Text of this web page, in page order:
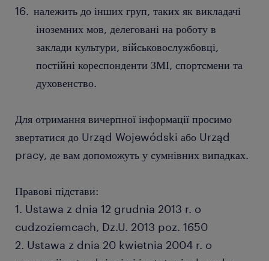
належить до інших груп, таких як викладачі
іноземних мов, делеговані на роботу в
заклади культури, військовослужбовці,
постійні кореспонденти ЗМІ, спортсмени та
духовенство.
Для отримання вичерпної інформації просимо
звертатися до Urząd Wojewódski або Urząd
pracy, де вам допоможуть у сумнівних випадках.
Правові підстави:
1. Ustawa z dnia 12 grudnia 2013 r. o
cudzoziemcach, Dz.U. 2013 poz. 1650
2. Ustawa z dnia 20 kwietnia 2004 r. o